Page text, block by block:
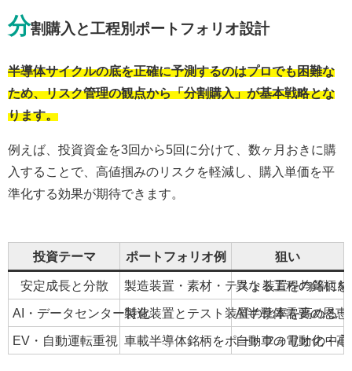
分割購入と工程別ポートフォリオ設計
半導体サイクルの底を正確に予測するのはプロでも困難な
ため、リスク管理の観点から「分割購入」が基本戦略とな
ります。
例えば、投資資金を3回から5回に分けて、数ヶ月おきに購
入することで、高値掴みのリスクを軽減し、購入単価を平
準化する効果が期待できます。
投資テーマ ポートフォリオ例 狙い
安定成長と分散 製造装置・素材・テスト装置を均等に
異なる工程の銘柄
AI・データセンター特化製造装置とテスト装置の比率を高める
AI半導体需要の恩
EV・自動運転重視 車載半導体銘柄をポートフォリオの中
自動車の電動化・